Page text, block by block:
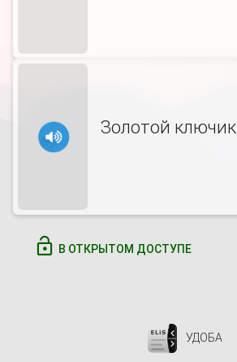
Золотой ключик
В ОТКРЫТОМ ДОСТУПЕ
УДОБА